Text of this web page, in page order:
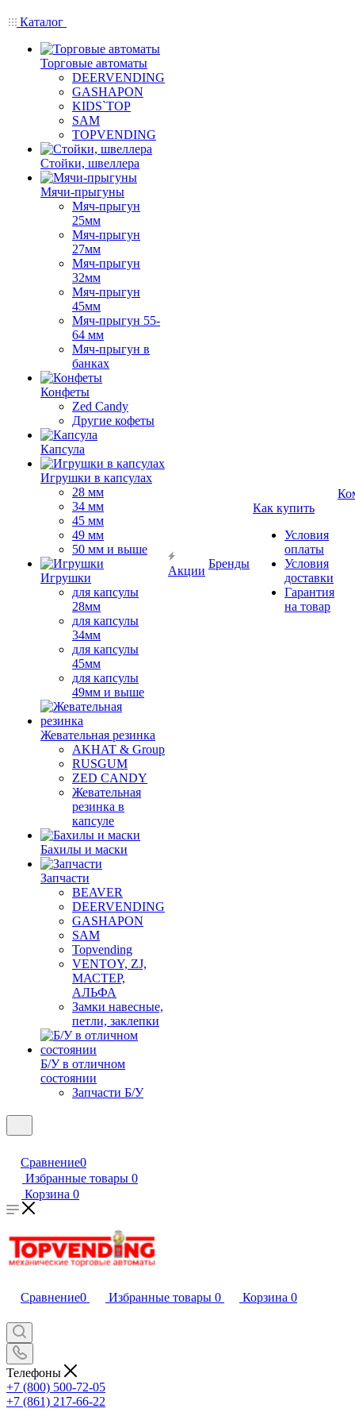
Каталог
Торговые автоматы
DEERVENDING
GASHAPON
KIDS`TOP
SAM
TOPVENDING
Стойки, швеллера
Мячи-прыгуны
Мяч-прыгун
25мм
Мяч-прыгун
27мм
Мяч-прыгун
32мм
Мяч-прыгун
45мм
Мяч-прыгун 55-
64 мм
Мяч-прыгун в
банках
Конфеты
Zed Candy
Другие кофеты
Капсула
Игрушки в капсулах
28 мм
34 мм
45 мм
49 мм
50 мм и выше
Игрушки
для капсулы
28мм
для капсулы
34мм
для капсулы
45мм
для капсулы
49мм и выше
Жевательная резинка
AKHAT & Group
RUSGUM
ZED CANDY
Жевательная
резинка в
капсуле
Бахилы и маски
Запчасти
BEAVER
DEERVENDING
GASHAPON
SAM
Topvending
VENTOY, ZJ,
МАСТЕР,
АЛЬФА
Замки навесные,
петли, заклепки
Б/У в отличном
состоянии
Запчасти Б/У
Акции
Бренды
Как купить
Условия
оплаты
Условия
доставки
Гарантия
на товар
Сравнение0
Избранные товары 0
Корзина 0
Сравнение0 Избранные товары 0 Корзина 0
Телефоны
+7 (800) 500-72-05
+7 (861) 217-66-22